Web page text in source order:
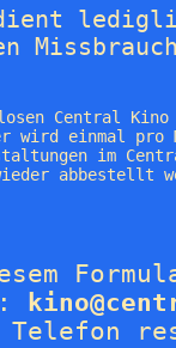
dient
Central
wird einmal pro
im
abbestellt
Telefon